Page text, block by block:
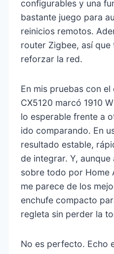
configurables y una
bastante juego para
reinicios remotos.
router Zigbee, así que
reforzar la red.
En mis pruebas con
CX5120 marcó 1910
lo esperable frente a
ido comparando. En
resultado estable,
de integrar. Y,
sobre todo por Home
me parece de los
enchufe compacto
regleta sin perder la
No es perfecto. Echo